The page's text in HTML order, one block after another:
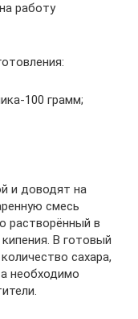
работу
100 грамм;
и доводят на
смесь
растворённый в
В готовый
сахара,
необходимо